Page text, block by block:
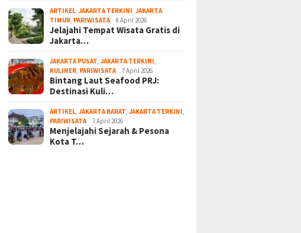
ARTIKEL ,JAKARTA TERKINI ,JAKARTA
TIMUR PARIWISATA 8 April 2026
Jelajahi Tempat Wisata Gratis di
Jakarta…
JAKARTA PUSAT ,JAKARTA TERKINI
KULINER PARIWISATA 7 April 2026
Bintang Laut Seafood PRJ:
Destinasi Kuli…
ARTIKEL ,JAKARTA BARAT ,JAKARTA TERKINI
PARIWISATA
7 April 2026
Menjelajahi Sejarah & Pesona
Kota T…